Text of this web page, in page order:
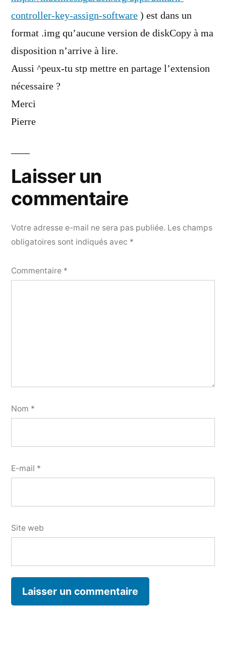
controller-key-assign-software ) est dans un
format .img qu’aucune version de diskCopy à ma
disposition n’arrive à lire.
Aussi ^peux-tu stp mettre en partage l’extension
nécessaire ?
Merci
Pierre
Laisser un
commentaire
Votre adresse e-mail ne sera pas publiée. Les champs
obligatoires sont indiqués avec *
Commentaire *
Nom *
E-mail *
Site web